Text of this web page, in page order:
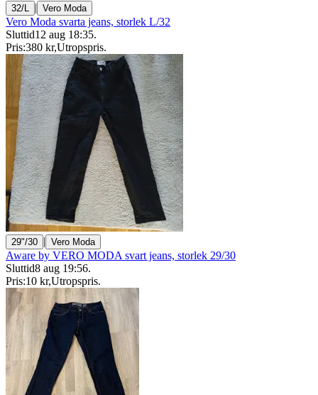
32/L | Vero Moda
Vero Moda svarta jeans, storlek L/32
Sluttid12 aug 18:35.
Pris:380 kr,Utropspris.
29"/30 | Vero Moda
Aware by VERO MODA svart jeans, storlek 29/30
Sluttid8 aug 19:56.
Pris:10 kr,Utropspris.